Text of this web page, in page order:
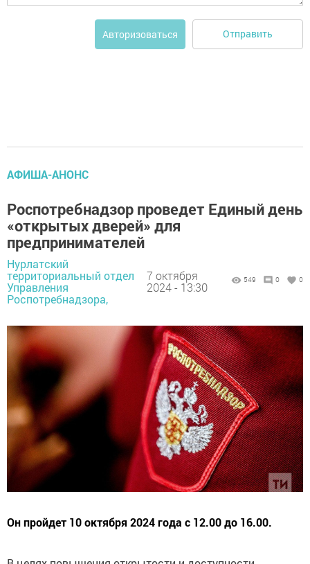
Авторизоваться Отправить
АФИША-АНОНС
Роспотребнадзор проведет Единый день
«открытых дверей» для
предпринимателей
Нурлатский
территориальный отдел
Управления
Роспотребнадзора,
7 октября
2024 - 13:30
549 0 0
Он пройдет 10 октября 2024 года с 12.00 до 16.00.